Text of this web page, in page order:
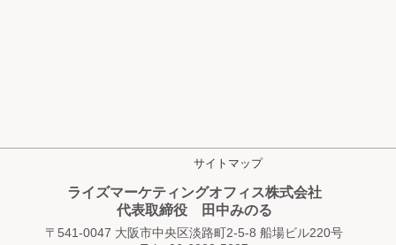
サイトマップ
ライズマーケティングオフィス株式会社
代表取締役 田中みのる
〒541-0047 大阪市中央区淡路町2-5-8 船場ビル220号